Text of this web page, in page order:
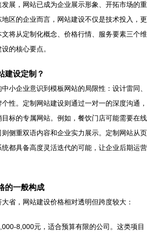
展，网站已成为企业展示形象、开拓市场的重
区的企业而言，网站建设不仅是技术投入，更
将从定制化概念、价格行情、服务要素三个维
的核心要点。
建设定制？
小企业意识到模板网站的局限性：设计雷同、
性。定制网站建设则通过一对一的深度沟通，
标的专属网站。例如，餐饮门店可能需要在线
侧重双语内容和企业实力展示。定制网站从页
都具备高度灵活迭代的可能，让企业后期运营
的一般构成
省，网站建设价格相对透明但跨度较大：
8,000元，适合预算有限的公司。这类项目